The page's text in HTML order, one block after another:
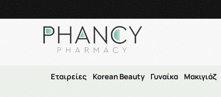
Τηλεφωνικές
Εταιρείες Korean Beauty Γυναίκα Μακιγιάζ